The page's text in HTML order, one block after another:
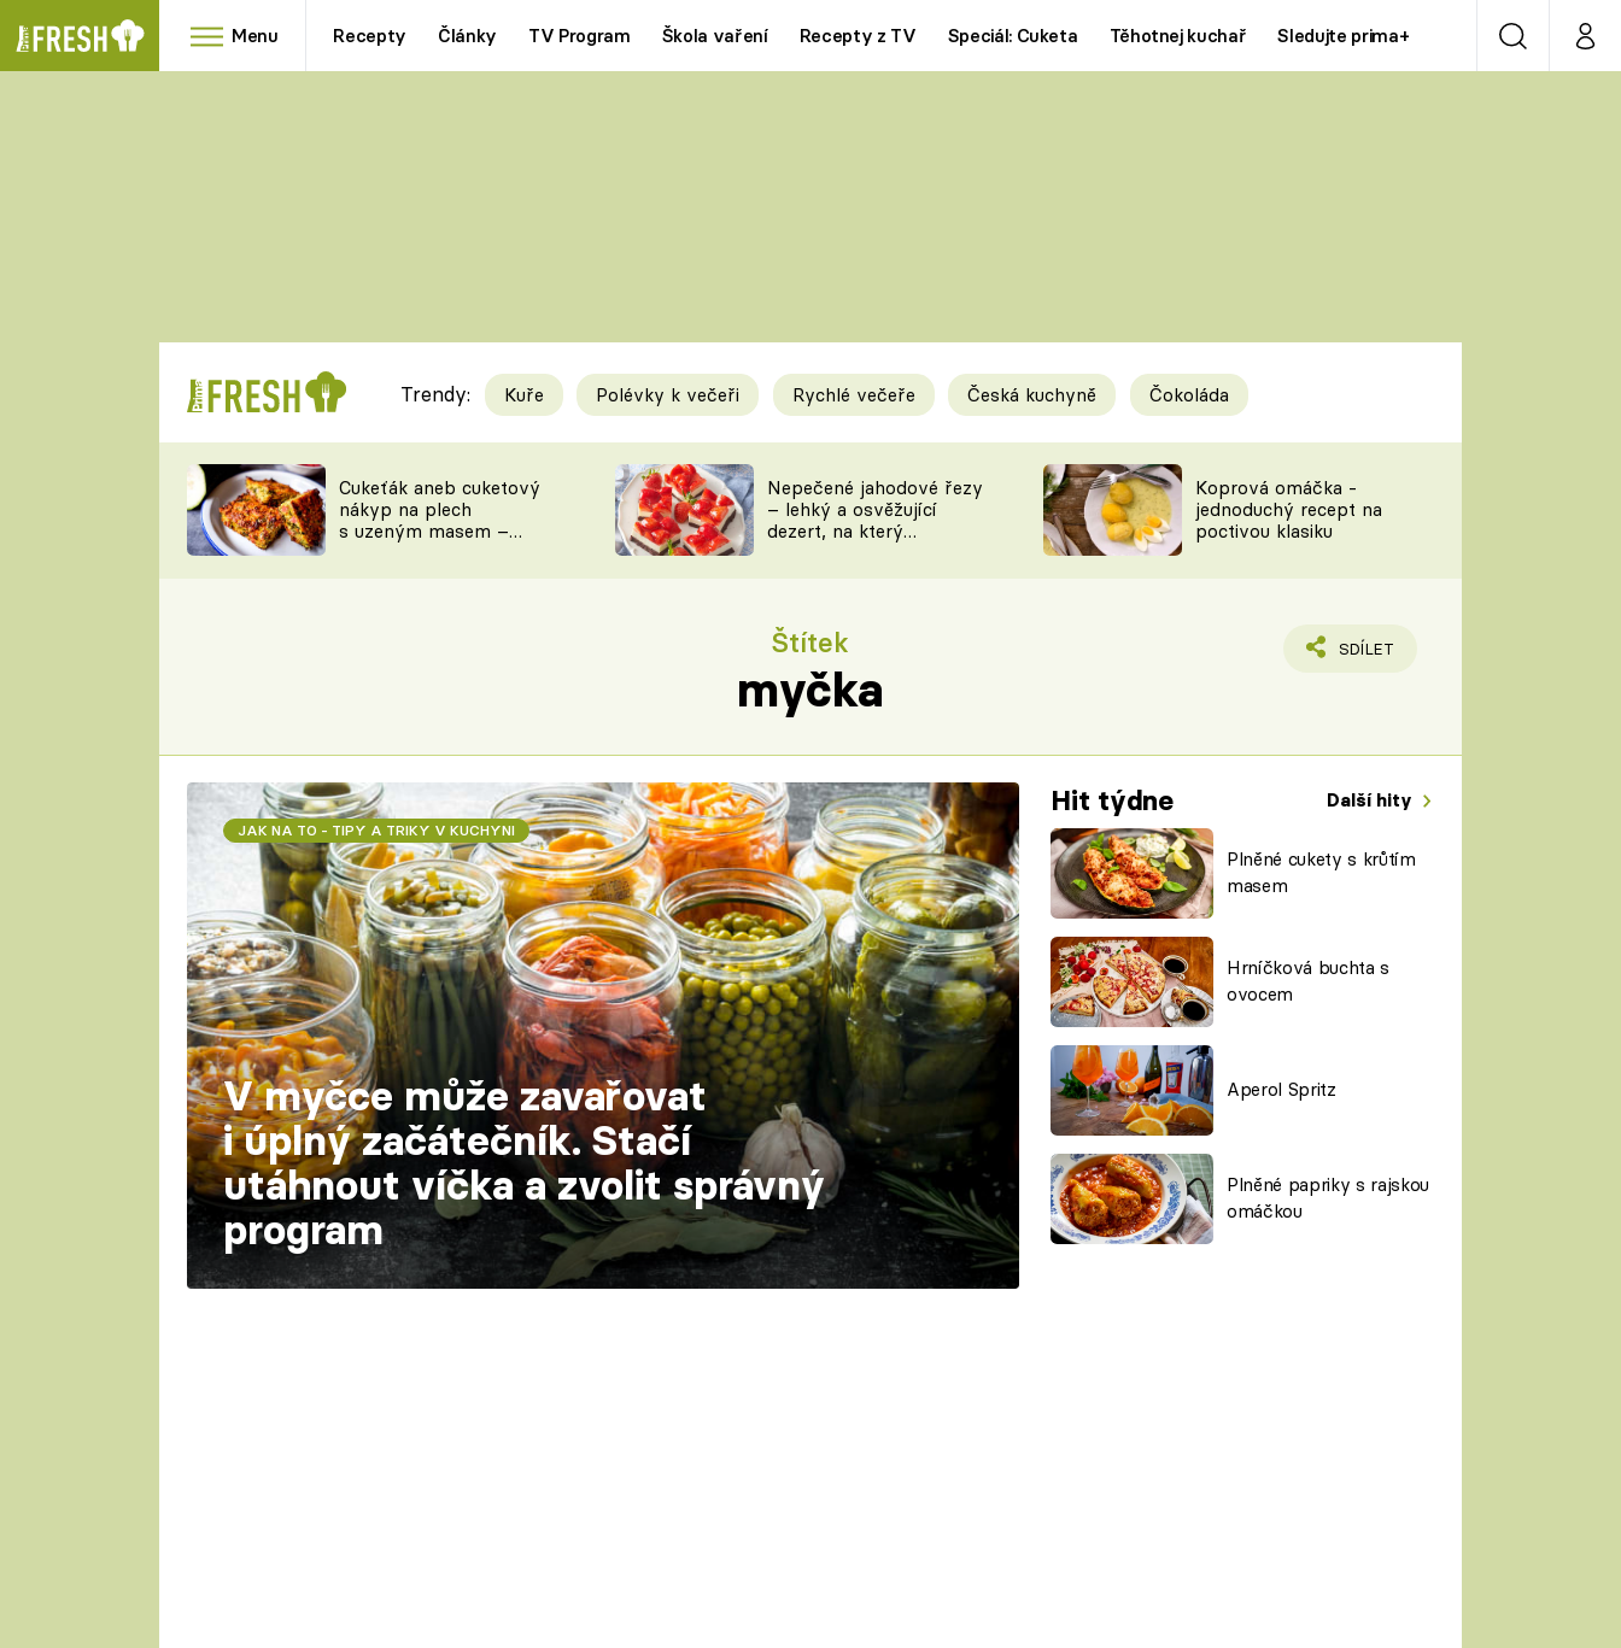
Menu Recepty Články TV Program Škola vaření Recepty z TV Speciál: Cuketa Těhotnej kuchař Sledujte prima+ VyhledáváníMůj
RYCHLOVKY
Videorecepty
TEĎ VAŘÍ ŠÉF!
Tipy a triky
KAM ZA JÍDLEM
NA NÁKUPECH
Novinky
ŠÉFREDAKTORKY
Prima LAJK
Sledujte nás
Trendy: Kuře Polévky k večeři Rychlé večeře Česká kuchyně Čokoláda
Cukeťák aneb cuketový
nákyp na plech
s uzeným masem –
Nepečené jahodové řezy
– lehký a osvěžující
dezert, na který
Koprová omáčka -
jednoduchý recept na
poctivou klasiku
Štítek
myčka
SDÍLET
Hit týdne Další hity
Plněné cukety s krůtím
masem
Hrníčková buchta s
ovocem
Aperol Spritz
Plněné papriky s rajskou
omáčkou
JAK NA TO - TIPY A TRIKY V KUCHYNI
V myčce může zavařovat
i úplný začátečník. Stačí
utáhnout víčka a zvolit správný
program